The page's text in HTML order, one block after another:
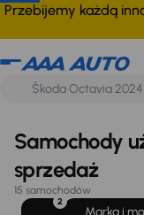
Przebijemy każdą
Volvo V60
Samochody
sprzedaż
15 samochodów
2
Marka i